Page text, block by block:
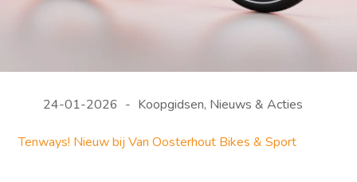
24-01-2026 Koopgidsen, Nieuws & Acties
Tenways! Nieuw bij Van Oosterhout Bikes & Sport